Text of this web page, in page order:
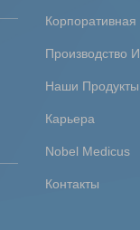
Корпоративная
Производство
Наши Продукты
Карьера
Nobel Medicus
Контакты